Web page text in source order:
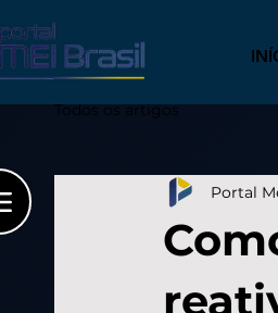
Todos os artigos
Portal